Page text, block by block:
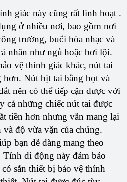
giác này cũng rất linh hoạt .
ở nhiều nơi, bao gồm nơi
trường, buổi hòa nhạc và
nhân như ngủ hoặc bơi lội.
vệ thính giác khác, nút tai
hơn. Nút bịt tai bằng bọt và
nên có thể tiếp cận được với
cả những chiếc nút tai được
tiền hơn nhưng vẫn mang lại
độ vừa vặn của chúng.
bạn dễ dàng mang theo
di động này đảm bảo
sẵn thiết bị bảo vệ thính